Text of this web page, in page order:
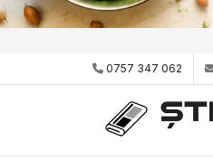
0757 347 062